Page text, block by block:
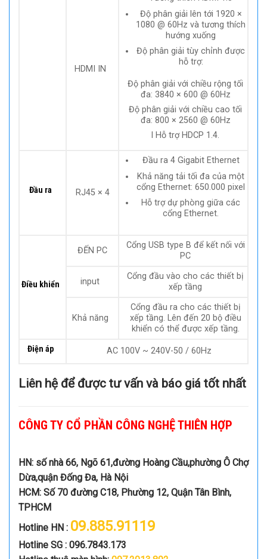
HDMI IN
Độ phân giải lên tới 1920 ×
1080 @ 60Hz và tương thích
hướng xuống
Độ phân giải tùy chỉnh được
hỗ trợ:
Độ phân giải với chiều rộng tối
đa: 3840 × 600 @ 60Hz
Độ phân giải với chiều cao tối
đa: 800 × 2560 @ 60Hz
l Hỗ trợ HDCP 1.4.
Đầu ra RJ45 × 4
Đầu ra 4 Gigabit Ethernet
Khả năng tải tối đa của một
cổng Ethernet: 650.000 pixel
Hỗ trợ dự phòng giữa các
cổng Ethernet.
Điều khiển
ĐẾN PC
Cổng USB type B để kết nối với
PC
input
Cổng đầu vào cho các thiết bị
xếp tầng
Khả năng
Cổng đầu ra cho các thiết bị
xếp tầng. Lên đến 20 bộ điều
khiển có thể được xếp tầng.
Điện áp
AC 100V ~ 240V-50 / 60Hz
Liên hệ để được tư vấn và báo giá tốt nhất
CÔNG TY CỔ PHẦN CÔNG NGHỆ THIÊN HỢP
HN: số nhà 66, Ngõ 61,đường Hoàng Cầu,phường Ô Chợ
Dừa,quận Đống Đa, Hà Nội
HCM: Số 70 đường C18, Phường 12, Quận Tân Bình,
TPHCM
Hotline HN : 09.885.91119
Hotline SG : 096.7843.173